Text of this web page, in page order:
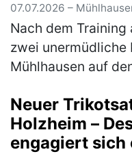
07.07.2026 –
Nach dem
zwei unermüdliche
Mühlhausen auf
mit 1800 Startern
besu…(mehr)
Neuer
Holzheim –
engagiert sich